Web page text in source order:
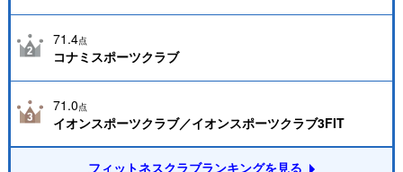
71.4点
コナミスポーツクラブ
71.0点
イオンスポーツクラブ／イオンスポーツクラブ3FIT
フィットネスクラブランキングを見る